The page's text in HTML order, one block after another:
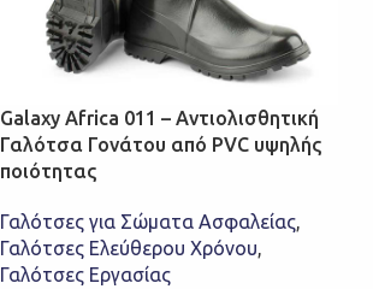
Galaxy Africa 011 – Αντιολισθητική
Γαλότσα Γονάτου από PVC υψηλής
ποιότητας
Γαλότσες για Σώματα Ασφαλείας,
Γαλότσες Ελεύθερου Χρόνου,
Γαλότσες Εργασίας